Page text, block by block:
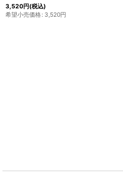
16,500円(税込)
希望小売価格: 16,500円